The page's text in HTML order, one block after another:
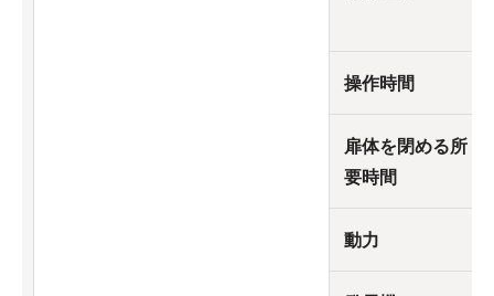
操作時間
扉体を閉める所
要時間
動力